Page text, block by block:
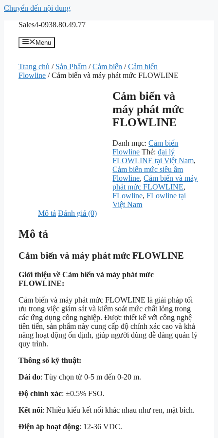
Chuyển đến nội dung
Sales4-0938.80.49.77
Menu
Trang chủ / Sản Phẩm /Cảm biến /Cảm biến
Flowline / Cảm biến và máy phát mức FLOWLINE
Cảm biến và
máy phát mức
FLOWLINE
Danh mục:Cảm biến
Flowline Thẻ:đại lý
FLOWLINE tại Việt Nam,
Cảm biến mức siêu âm
Flowline,Cảm biến và máy
phát mức FLOWLINE,
FLowline,FLowline tại
Việt Nam
Mô tả Đánh giá (0)
Mô tả
Cảm biến và máy phát mức FLOWLINE
Giới thiệu về Cảm biến và máy phát mức
FLOWLINE:
Cảm biến và máy phát mức FLOWLINE là giải pháp tối
ưu trong việc giám sát và kiểm soát mức chất lỏng trong
các ứng dụng công nghiệp. Được thiết kế với công nghệ
tiên tiến, sản phẩm này cung cấp độ chính xác cao và khả
năng hoạt động ổn định, giúp người dùng dễ dàng quản lý
quy trình.
Thông số kỹ thuật:
Dải đo: Tùy chọn từ 0-5 m đến 0-20 m.
Độ chính xác: ±0.5% FSO.
Kết nối: Nhiều kiểu kết nối khác nhau như ren, mặt bích.
Điện áp hoạt động: 12-36 VDC.